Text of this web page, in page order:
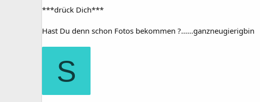
***drück Dich***
Hast Du denn schon Fotos bekommen ?......ganzneugierigbin
S